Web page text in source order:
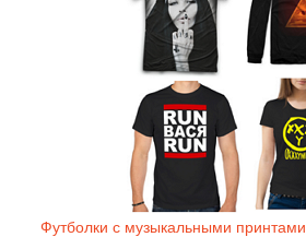
Футболки с музыкальными принтами